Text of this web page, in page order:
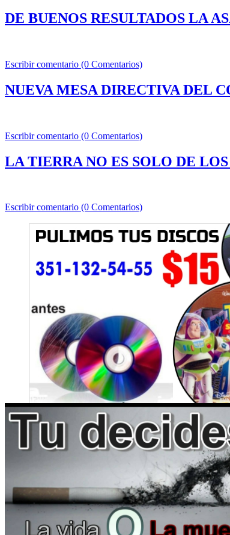
DE BUENOS RESULTADOS LA
Escribir comentario (0 Comentarios)
NUEVA MESA DIRECTIVA DEL
Escribir comentario (0 Comentarios)
LA TIERRA NO ES SOLO DE
Escribir comentario (0 Comentarios)